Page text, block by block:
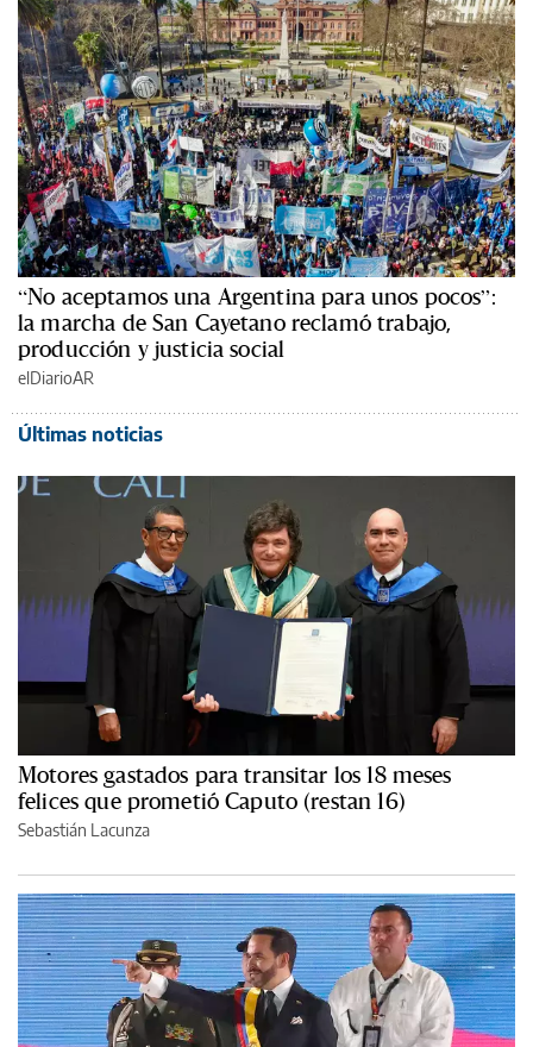
“No aceptamos una Argentina para unos pocos”:
la marcha de San Cayetano reclamó trabajo,
producción y justicia social
elDiarioAR
Últimas noticias
Motores gastados para transitar los 18 meses
felices que prometió Caputo (restan 16)
Sebastián Lacunza